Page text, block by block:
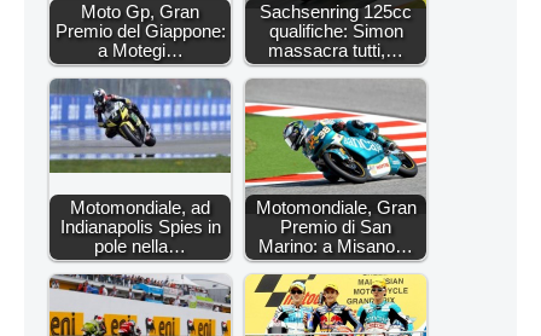
Moto Gp, Gran
Premio del Giappone:
a Motegi…
Sachsenring 125cc
qualifiche: Simon
massacra tutti,…
Motomondiale, ad
Indianapolis Spies in
pole nella…
Motomondiale, Gran
Premio di San
Marino: a Misano…